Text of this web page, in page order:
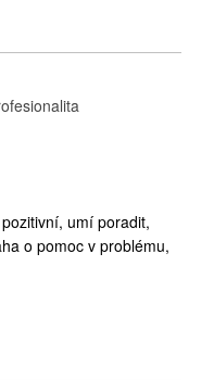
umí poradit,
o pomoc v problému,